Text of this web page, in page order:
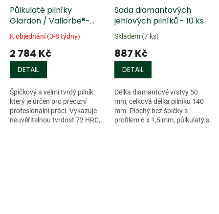
Půlkulaté pilníky
Glardon / Vallorbe®-
Valtitan
K objednání (3-8 týdny)
2 784 Kč
DETAIL
Špičkový a velmi tvrdý pilník
který je určen pro precizní
profesionální práci. Vykazuje
neuvěřitelnou tvrdost 72 HRC,
díky které je odolný vůči
Sada diamantových
jehlových pilníků - 10 ks
Skladem (7 ks)
887 Kč
DETAIL
Délka diamantové vrstvy 50
mm, celková délka pilníku 140
mm. Plochý bez špičky s
profilem 6 x 1,5 mm, půlkulatý s
profilem 5 x 2 mm, čtyřhranný